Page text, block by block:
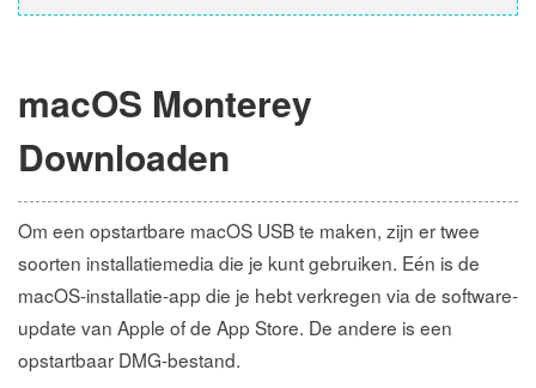
macOS Monterey
Downloaden
Om een opstartbare macOS USB te maken, zijn er twee
soorten installatiemedia die je kunt gebruiken. Eén is de
macOS-installatie-app die je hebt verkregen via de software-
update van Apple of de App Store. De andere is een
opstartbaar DMG-bestand.